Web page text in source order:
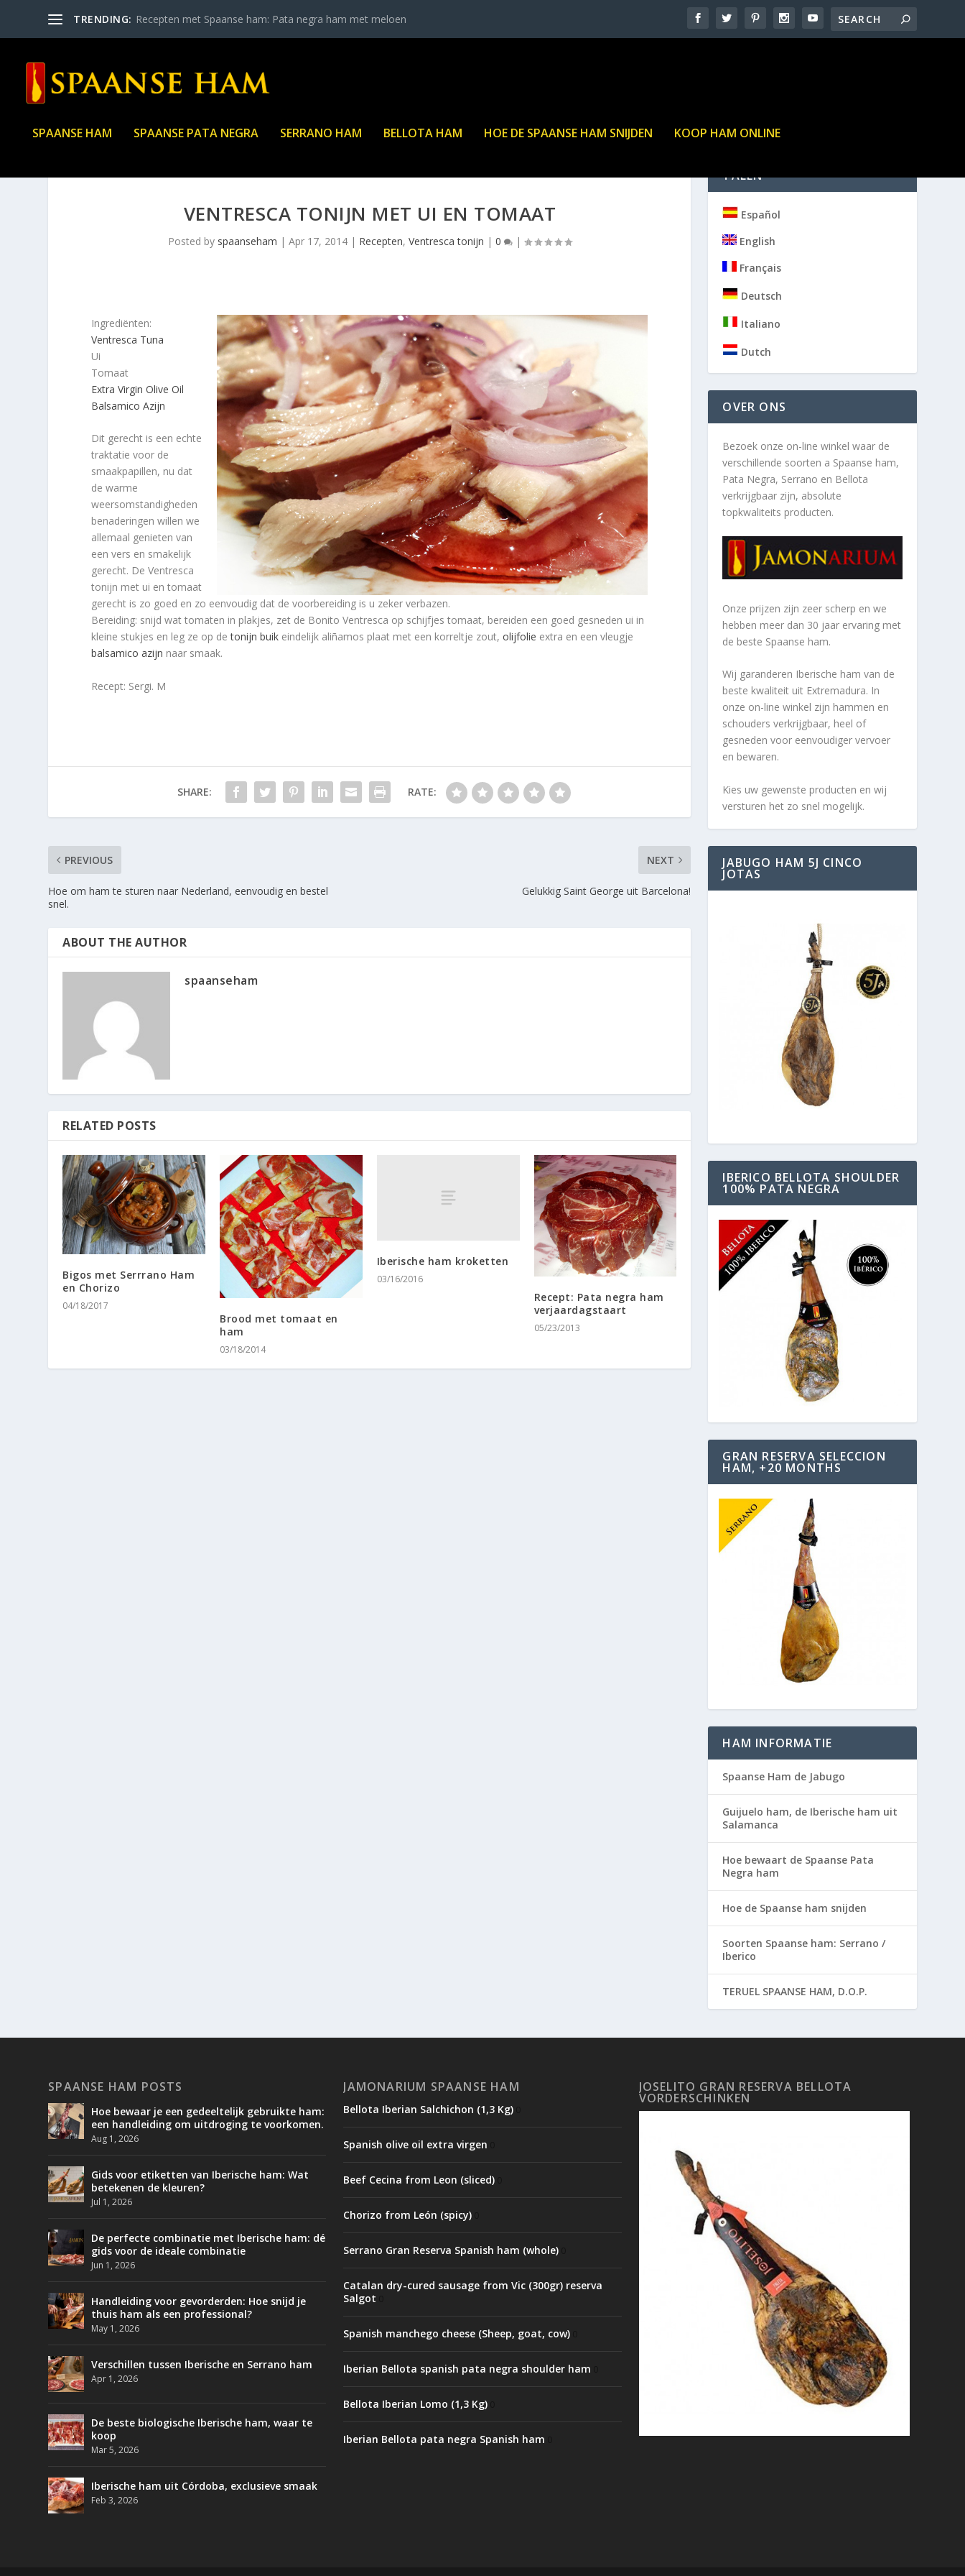
TRENDING: Recepten met Spaanse ham: Pata negra ham met meloen
SPAANSE HAM SPAANSE PATA NEGRA SERRANO HAM BELLOTA HAM HOE DE SPAANSE HAM SNIJDEN KOOP HAM ONLINE
VENTRESCA TONIJN MET UI EN TOMAAT
Posted by spaanseham | Apr 17, 2014| Recepten, Ventresca tonijn | 0 |
Ingrediënten:
Ventresca Tuna
Ui
Tomaat
Extra Virgin Olive Oil
Balsamico Azijn
Dit gerecht is een echte
traktatie voor de
smaakpapillen, nu dat
de warme
weersomstandigheden
benaderingen willen we
allemaal genieten van
een vers en smakelijk
gerecht. De Ventresca
tonijn met ui en tomaat
gerecht is zo goed en zo eenvoudig dat de voorbereiding is u zeker verbazen.
Bereiding: snijd wat tomaten in plakjes, zet de Bonito Ventresca op schijfjes tomaat, bereiden een goed gesneden ui in
kleine stukjes en leg ze op detonijn buik eindelijk aliñamos plaat met een korreltje zout,olijfolie extra en een vleugje
balsamico azijn naar smaak.
Recept: Sergi. M
SHARE: RATE:
PREVIOUS
Hoe om ham te sturen naar Nederland, eenvoudig en bestel
snel.
NEXT
Gelukkig Saint George uit Barcelona!
ABOUT THE AUTHOR
spaanseham
RELATED POSTS
Bigos met Serrrano Ham
en Chorizo
04/18/2017
Brood met tomaat en
ham
03/18/2014
Iberische ham kroketten
03/16/2016
Recept: Pata negra ham
verjaardagstaart
05/23/2013
TALEN
Español
English
Français
Deutsch
Italiano
Dutch
OVER ONS
Bezoek onze on-line winkel waar de
verschillende soorten a Spaanse ham,
Pata Negra, Serrano en Bellota
verkrijgbaar zijn, absolute
topkwaliteits producten.
Onze prijzen zijn zeer scherp en we
hebben meer dan 30 jaar ervaring met
de beste Spaanse ham.
Wij garanderen Iberische ham van de
beste kwaliteit uit Extremadura. In
onze on-line winkel zijn hammen en
schouders verkrijgbaar, heel of
gesneden voor eenvoudiger vervoer
en bewaren.
Kies uw gewenste producten en wij
versturen het zo snel mogelijk.
JABUGO HAM 5J CINCO
JOTAS
IBERICO BELLOTA SHOULDER
100% PATA NEGRA
GRAN RESERVA SELECCION
HAM, +20 MONTHS
HAM INFORMATIE
Spaanse Ham de Jabugo
Guijuelo ham, de Iberische ham uit
Salamanca
Hoe bewaart de Spaanse Pata
Negra ham
Hoe de Spaanse ham snijden
Soorten Spaanse ham: Serrano /
Iberico
TERUEL SPAANSE HAM, D.O.P.
SPAANSE HAM POSTS
Hoe bewaar je een gedeeltelijk gebruikte ham:
een handleiding om uitdroging te voorkomen.
Aug 1, 2026
Gids voor etiketten van Iberische ham: Wat
betekenen de kleuren?
Jul 1, 2026
De perfecte combinatie met Iberische ham: dé
gids voor de ideale combinatie
Jun 1, 2026
Handleiding voor gevorderden: Hoe snijd je
thuis ham als een professional?
May 1, 2026
Verschillen tussen Iberische en Serrano ham
Apr 1, 2026
De beste biologische Iberische ham, waar te
koop
Mar 5, 2026
Iberische ham uit Córdoba, exclusieve smaak
Feb 3, 2026
JAMONARIUM SPAANSE HAM
Bellota Iberian Salchichon (1,3 Kg)
Spanish olive oil extra virgen
Beef Cecina from Leon (sliced)
Chorizo from León (spicy)
Serrano Gran Reserva Spanish ham (whole)
Catalan dry-cured sausage from Vic (300gr) reserva
Salgot
Spanish manchego cheese (Sheep, goat, cow)
Iberian Bellota spanish pata negra shoulder ham
Bellota Iberian Lomo (1,3 Kg)
Iberian Bellota pata negra Spanish ham
JOSELITO GRAN RESERVA BELLOTA
VORDERSCHINKEN